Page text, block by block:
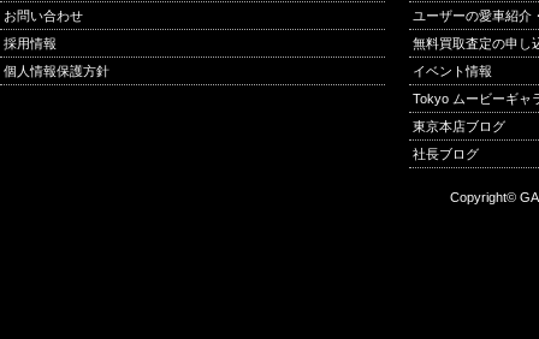
お問い合わせ
採用情報
個人情報保護方針
ユーザーの愛車紹介
無料買取査定の申し
イベント情報
Tokyo ムービーギャ
東京本店ブログ
社長ブログ
Copyright©